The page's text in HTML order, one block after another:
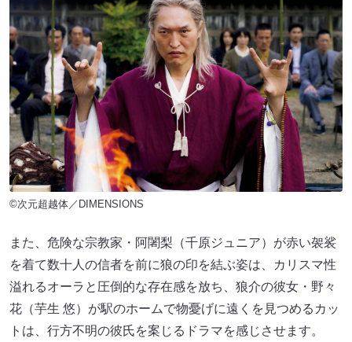
©次元超越体／DIMENSIONS
また、危険な宗教家・阿闍梨（千原ジュニア）が赤い袈裟
を着て数十人の信者を前に狼の印を結ぶ姿は、カリスマ性
溢れるオーラと圧倒的な存在感を放ち、狼介の彼女・野々
花（芋生 悠）が駅のホームで物憂げに遠くを見つめるカッ
トは、行方不明の彼氏を案じるドラマを感じさせます。